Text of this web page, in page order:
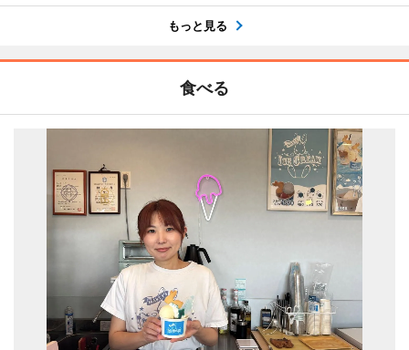
もっと見る
食べる